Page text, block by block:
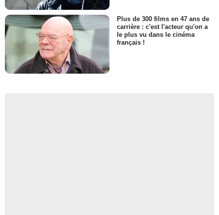
Plus de 300 films en 47 ans de
carrière : c'est l'acteur qu'on a
le plus vu dans le cinéma
français !